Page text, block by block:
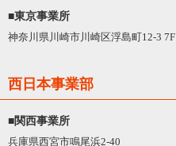
■東京事業所
神奈川県川崎市川崎区浮島町12-3 7F
西日本事業部
■関西事業所
兵庫県西宮市鳴尾浜2-40